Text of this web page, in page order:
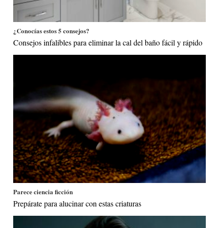
¿Conocías estos 5 consejos?
Consejos infalibles para eliminar la cal del baño fácil y rápido
Parece ciencia ficción
Prepárate para alucinar con estas criaturas